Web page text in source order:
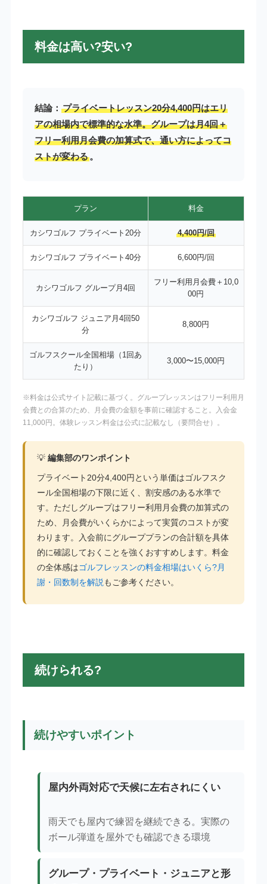
料金は高い?安い?
結論： プライベートレッスン20分4,400円はエリ
アの相場内で標準的な水準。グループは月4回＋
フリー利用月会費の加算式で、通い方によってコ
ストが変わる。
プラン 料金
カシワゴルフ プライベート20分 4,400円/回
カシワゴルフ プライベート40分 6,600円/回
カシワゴルフ グループ月4回
フリー利用月会費＋10,0
00円
カシワゴルフ ジュニア月4回50
分
8,800円
ゴルフスクール全国相場（1回あ
たり）
3,000〜15,000円
※料金は公式サイト記載に基づく。グループレッスンはフリー利用月
会費との合算のため、月会費の金額を事前に確認すること。入会金
11,000円。体験レッスン料金は公式に記載なし（要問合せ）。
💡 編集部のワンポイント
プライベート20分4,400円という単価はゴルフスク
ール全国相場の下限に近く、割安感のある水準で
す。ただしグループはフリー利用月会費の加算式の
ため、月会費がいくらかによって実質のコストが変
わります。入会前にグループプランの合計額を具体
的に確認しておくことを強くおすすめします。料金
の全体感はゴルフレッスンの料金相場はいくら?月
謝・回数制を解説 もご参考ください。
続けられる?
続けやすいポイント
屋内外両対応で天候に左右されにくい
雨天でも屋内で練習を継続できる。実際の
ボール弾道を屋外でも確認できる環境
グループ・プライベート・ジュニアと形